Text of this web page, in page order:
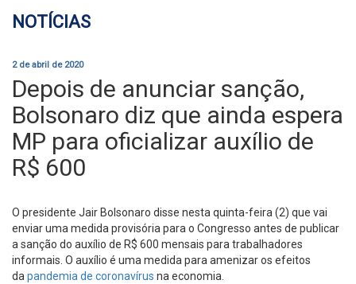
NOTÍCIAS
2 de abril de 2020
Depois de anunciar sanção,
Bolsonaro diz que ainda espera
MP para oficializar auxílio de
R$ 600
O presidente Jair Bolsonaro disse nesta quinta-feira (2) que vai
enviar uma medida provisória para o Congresso antes de publicar
a sanção do auxílio de R$ 600 mensais para trabalhadores
informais. O auxílio é uma medida para amenizar os efeitos
da pandemia de coronavírus na economia.